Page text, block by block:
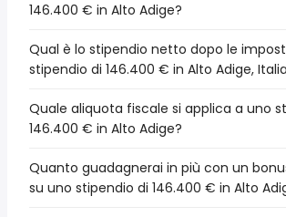
146.400 € in Alto Adige?
Qual è lo stipendio netto dopo le
stipendio di 146.400 € in Alto Adige,
Quale aliquota fiscale si applica a uno
146.400 € in Alto Adige?
Quanto guadagnerai in più con un
su uno stipendio di 146.400 € in Alto